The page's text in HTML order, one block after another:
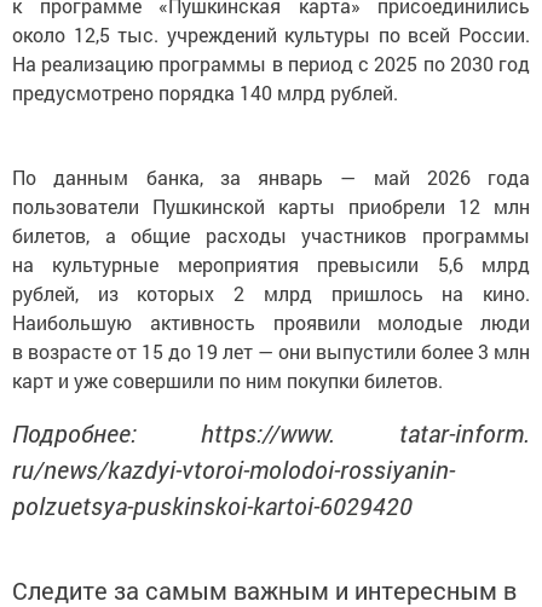
около 12,5 тыс. учреждений культуры по всей России.
На реализацию программы в период с 2025 по 2030 год
предусмотрено порядка 140 млрд рублей.
По данным банка, за январь — май 2026 года
пользователи Пушкинской карты приобрели 12 млн
билетов, а общие расходы участников программы
на культурные мероприятия превысили 5,6 млрд
рублей, из которых 2 млрд пришлось на кино.
Наибольшую активность проявили молодые люди
в возрасте от 15 до 19 лет — они выпустили более 3 млн
карт и уже совершили по ним покупки билетов.
Подробнее: https://www. tatar-inform.
ru/news/kazdyi-vtoroi-molodoi-rossiyanin-
polzuetsya-puskinskoi-kartoi-6029420
Следите за самым важным и интересным в